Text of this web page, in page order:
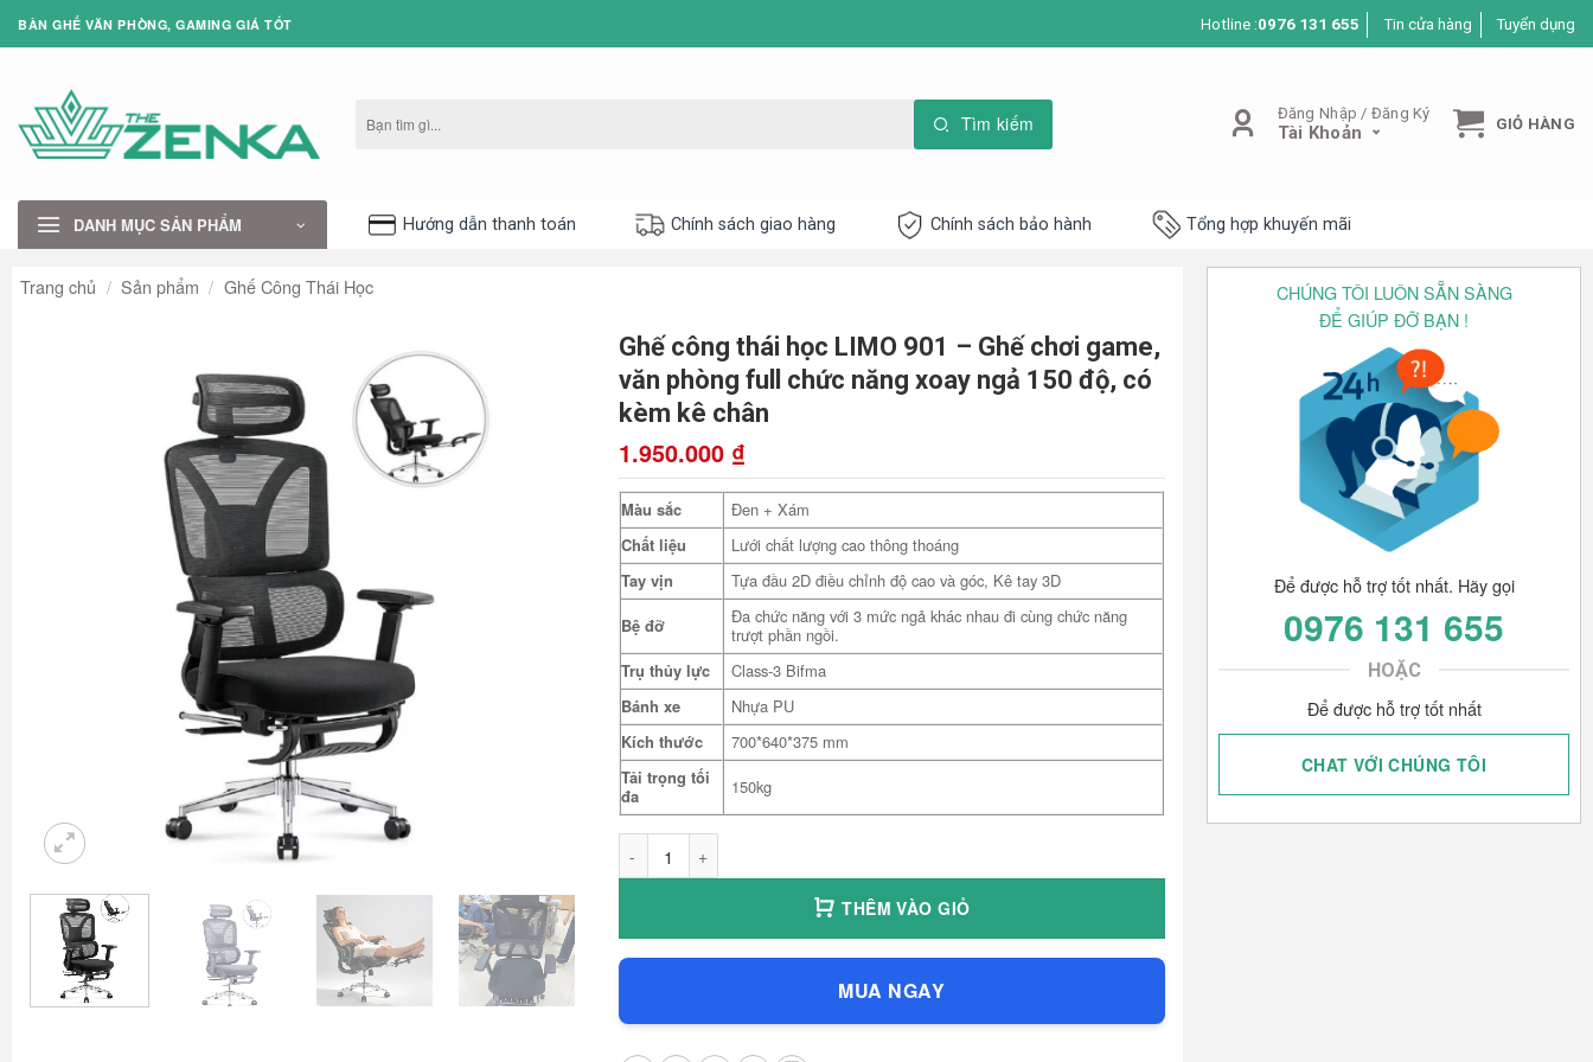
BÀN GHẾ VĂN PHÒNG, GAMING GIÁ TỐT Hotline :0976 131 655 Tin cửa hàng Tuyển dụng
kiếm:
Đăng Nhập / Đăng Ký
Tài Khoản GIỎ HÀNG
DANH MỤC SẢN PHẨM Hướng dẫn thanh toán Chính sách giao hàng Chính sách bảo hành Tổng hợp khuyến mãi
Trang chủ / Sản phẩm / Ghế Công Thái Học
Ghế công thái học LIMO 901 – Ghế chơi game,
văn phòng full chức năng xoay ngả 150 độ, có
kèm kê chân
1.950.000 ₫
Màu sắc
Đen + Xám
Chất liệu
Lưới chất lượng cao thông thoáng
Tay vịn
Tựa đầu 2D điều chỉnh độ cao và góc, Kê tay 3D
Bệ đỡ
Đa chức năng với 3 mức ngả khác nhau đi cùng chức năng
trượt phần ngồi.
Trụ thủy lực
Class-3 Bifma
Bánh xe
Nhựa PU
Kích thước
700*640*375 mm
Tải trọng tối
đa
150kg
THÊM VÀO GIỎ
MUA NGAY
CHÚNG TÔI LUÔN SẴN SÀNG
ĐỂ GIÚP ĐỠ BẠN !
Để được hỗ trợ tốt nhất. Hãy gọi
0976 131 655
HOẶC
Để được hỗ trợ tốt nhất
CHAT VỚI CHÚNG TÔI